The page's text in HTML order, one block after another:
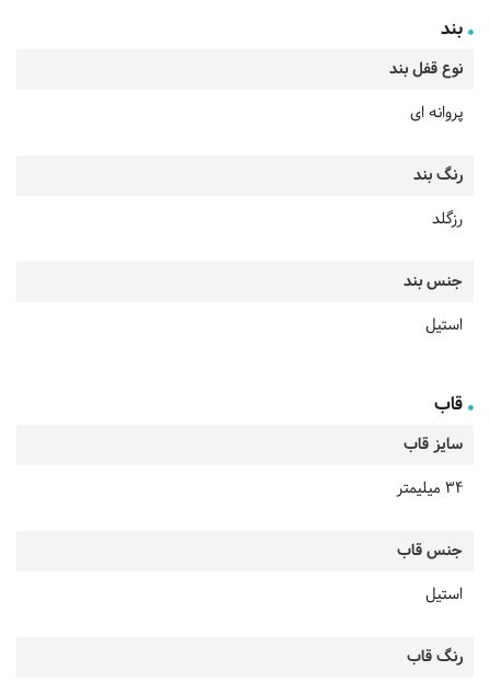
بند
نوع قفل بند
پروانه ای
رنگ بند
رزگلد
جنس بند
استیل
قاب
سایز قاب
34 میلیمتر
جنس قاب
استیل
رنگ قاب